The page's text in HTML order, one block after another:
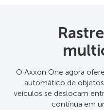
O Axxon One agora
automático de
veículos se deslocam
contínua em